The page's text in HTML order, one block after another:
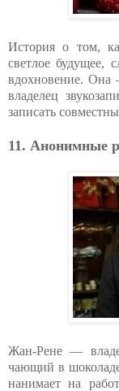
История о том,
светлое будущее,
вдохновение.
владелец
записать
11. Анонимные
Жан-Рене —
чающий в
нанимает на